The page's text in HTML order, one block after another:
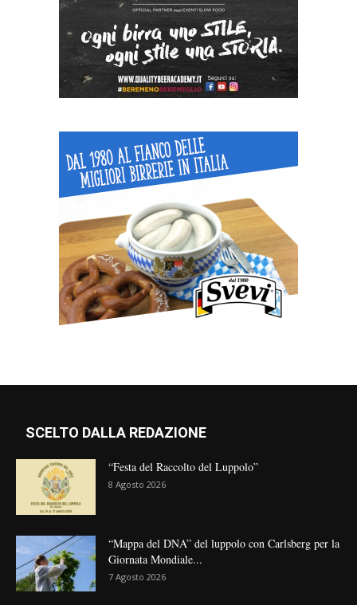
SCELTO DALLA REDAZIONE
“Festa del Raccolto del Luppolo”
8 Agosto 2026
“Mappa del DNA” del luppolo con Carlsberg per la
Giornata Mondiale...
7 Agosto 2026